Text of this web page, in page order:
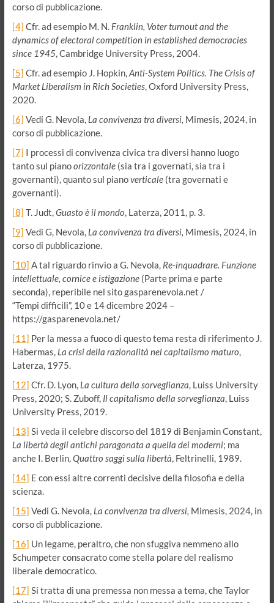
corso di pubblicazione.
[4] Cfr. ad esempio M. N. Franklin, Voter turnout and the
dynamics of electoral competition in establisheddemocracies
since 1945, Cambridge University Press, 2004.
[5] Cfr. ad esempio J. Hopkin,Anti-System Politics. The Crisis of
Market Liberalism in Rich Societies, Oxford University Press,
2020.
[6] Vedi G. Nevola, La convivenza tra diversi, Mimesis, 2024, in
corso di pubblicazione.
[7] I processi di convivenza civica tra diversi hanno luogo
tanto sul pianoorizzontale(sia tra i governati, sia tra i
governanti), quanto sul pianoverticale(tra governati e
governanti).
[8] T. Judt,Guasto è il mondo, Laterza, 2011, p. 3.
[9] Vedi G, Nevola, La convivenza tra diversi, Mimesis, 2024, in
corso di pubblicazione.
[10] A tal riguardo rinvio a G. Nevola, Re-inquadrare. Funzione
intellettuale, cornice e istigazione(Parte prima e parte
seconda), reperibile nel sito gasparenevola.net /
“Tempi difficili”, 10 e 14 dicembre 2024 –
https://gasparenevola.net/
[11] Per la messa a fuoco di questo tema resta di riferimento J.
Habermas, La crisi della razionalità nel capitalismo maturo,
Laterza, 1975.
[12] Cfr. D. Lyon, La cultura della sorveglianza, Luiss University
Press, 2020; S. Zuboff, Il capitalismo della sorveglianza, Luiss
University Press, 2019.
[13] Si veda il celebre discorso del 1819 di Benjamin Constant,
La libertà degli antichi paragonata a quella dei moderni; ma
anche I. Berlin,Quattro saggi sulla libertà, Feltrinelli, 1989.
[14] E con essi altre correnti decisive della filosofia e della
scienza.
[15] Vedi G. Nevola, La convivenza tra diversi, Mimesis, 2024, in
corso di pubblicazione.
[16] Un legame, peraltro, che non sfuggiva nemmeno allo
Schumpeter consacrato come stella polare del realismo
liberale democratico.
[17] Si tratta di una premessa non messa a tema, che Taylor